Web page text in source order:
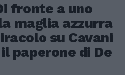
fronte a uno
maglia azzurra
su Cavani
paperone di De